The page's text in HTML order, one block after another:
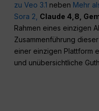
zu Veo 3.1 neben Mehr
Sora 2, Claude 4,8,
Rahmen eines einzigen
Zusammenführung
einer einzigen Plattform
und unübersichtliche